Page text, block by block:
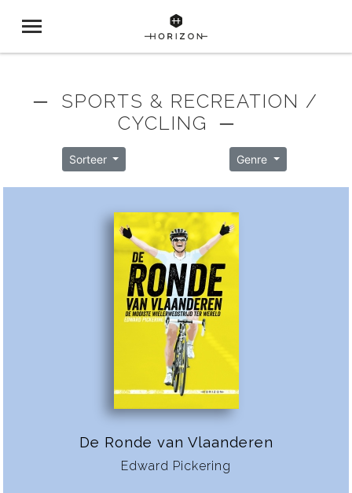
─ SPORTS & RECREATION /
CYCLING ─
Sorteer Genre
De Ronde van Vlaanderen
Edward Pickering